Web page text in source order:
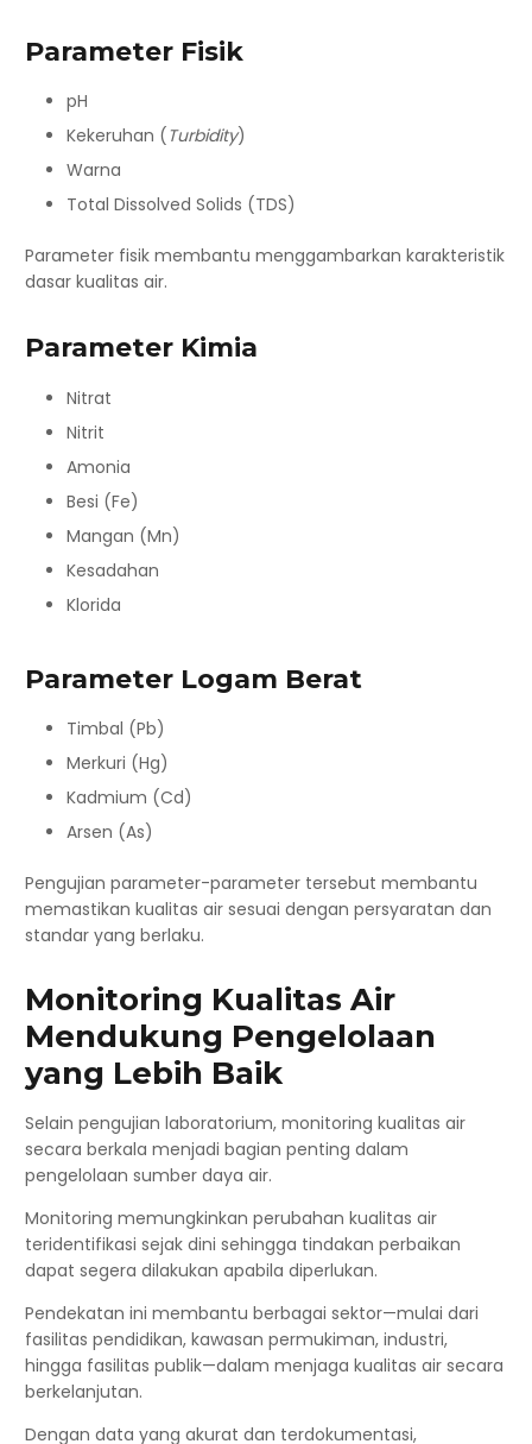
Parameter Fisik
pH
Kekeruhan ( Turbidity)
Warna
Total Dissolved Solids (TDS)
Parameter fisik membantu menggambarkan karakteristik
dasar kualitas air.
Parameter Kimia
Nitrat
Nitrit
Amonia
Besi (Fe)
Mangan (Mn)
Kesadahan
Klorida
Parameter Logam Berat
Timbal (Pb)
Merkuri (Hg)
Kadmium (Cd)
Arsen (As)
Pengujian parameter-parameter tersebut membantu
memastikan kualitas air sesuai dengan persyaratan dan
standar yang berlaku.
Monitoring Kualitas Air
Mendukung Pengelolaan
yang Lebih Baik
Selain pengujian laboratorium, monitoring kualitas air
secara berkala menjadi bagian penting dalam
pengelolaan sumber daya air.
Monitoring memungkinkan perubahan kualitas air
teridentifikasi sejak dini sehingga tindakan perbaikan
dapat segera dilakukan apabila diperlukan.
Pendekatan ini membantu berbagai sektor—mulai dari
fasilitas pendidikan, kawasan permukiman, industri,
hingga fasilitas publik—dalam menjaga kualitas air secara
berkelanjutan.
Dengan data yang akurat dan terdokumentasi,